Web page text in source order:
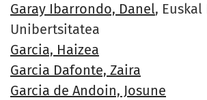
Garay Ibarrondo, Danel,
Unibertsitatea
Garcia, Haizea
Garcia Dafonte, Zaira
Garcia de Andoin, Josune